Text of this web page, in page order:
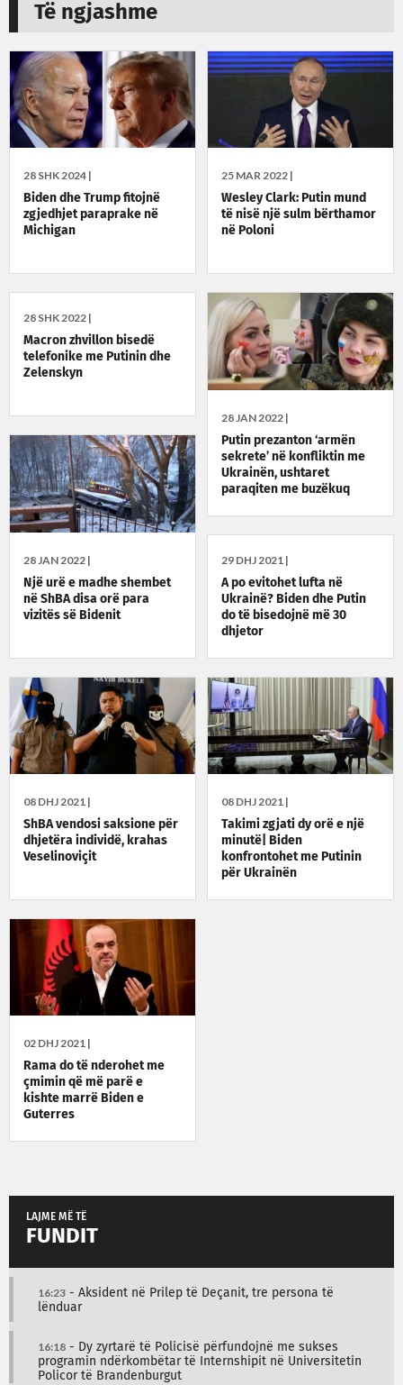
Të ngjashme
28 SHK 2024 |
Biden dhe Trump fitojnë
zgjedhjet paraprake në
Michigan
25 MAR 2022 |
Wesley Clark: Putin mund
të nisë një sulm bërthamor
në Poloni
28 SHK 2022 |
Macron zhvillon bisedë
telefonike me Putinin dhe
Zelenskyn
28 JAN 2022 |
Putin prezanton ‘armën
sekrete’ në konfliktin me
Ukrainën, ushtaret
paraqiten me buzëkuq
28 JAN 2022 |
Një urë e madhe shembet
në ShBA disa orë para
vizitës së Bidenit
29 DHJ 2021 |
A po evitohet lufta në
Ukrainë? Biden dhe Putin
do të bisedojnë më 30
dhjetor
08 DHJ 2021 |
ShBA vendosi saksione për
dhjetëra individë, krahas
Veselinoviçit
08 DHJ 2021 |
Takimi zgjati dy orë e një
minutë| Biden
konfrontohet me Putinin
për Ukrainën
02 DHJ 2021 |
Rama do të nderohet me
çmimin që më parë e
kishte marrë Biden e
Guterres
LAJME MË TË
FUNDIT
16:23 - Aksident në Prilep të Deçanit, tre persona të
lënduar
16:18 - Dy zyrtarë të Policisë përfundojnë me sukses
programin ndërkombëtar të Internshipit në Universitetin
Policor të Brandenburgut